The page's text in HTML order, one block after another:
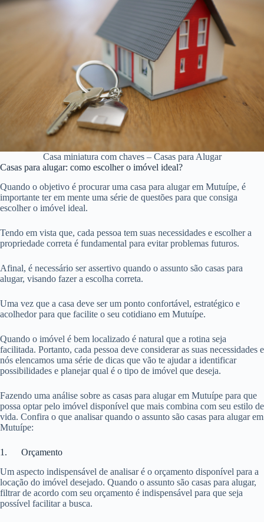
Casa miniatura com chaves – Casas para Alugar
Casas para alugar: como escolher o imóvel ideal?
Quando o objetivo é procurar uma casa para alugar em Mutuípe, é
importante ter em mente uma série de questões para que consiga
escolher o imóvel ideal.
Tendo em vista que, cada pessoa tem suas necessidades e escolher a
propriedade correta é fundamental para evitar problemas futuros.
Afinal, é necessário ser assertivo quando o assunto são casas para
alugar, visando fazer a escolha correta.
Uma vez que a casa deve ser um ponto confortável, estratégico e
acolhedor para que facilite o seu cotidiano em Mutuípe.
Quando o imóvel é bem localizado é natural que a rotina seja
facilitada. Portanto, cada pessoa deve considerar as suas necessidades e
nós elencamos uma série de dicas que vão te ajudar a identificar
possibilidades e planejar qual é o tipo de imóvel que deseja.
Fazendo uma análise sobre as casas para alugar em Mutuípe para que
possa optar pelo imóvel disponível que mais combina com seu estilo de
vida. Confira o que analisar quando o assunto são casas para alugar em
Mutuípe:
1. Orçamento
Um aspecto indispensável de analisar é o orçamento disponível para a
locação do imóvel desejado. Quando o assunto são casas para alugar,
filtrar de acordo com seu orçamento é indispensável para que seja
possível facilitar a busca.